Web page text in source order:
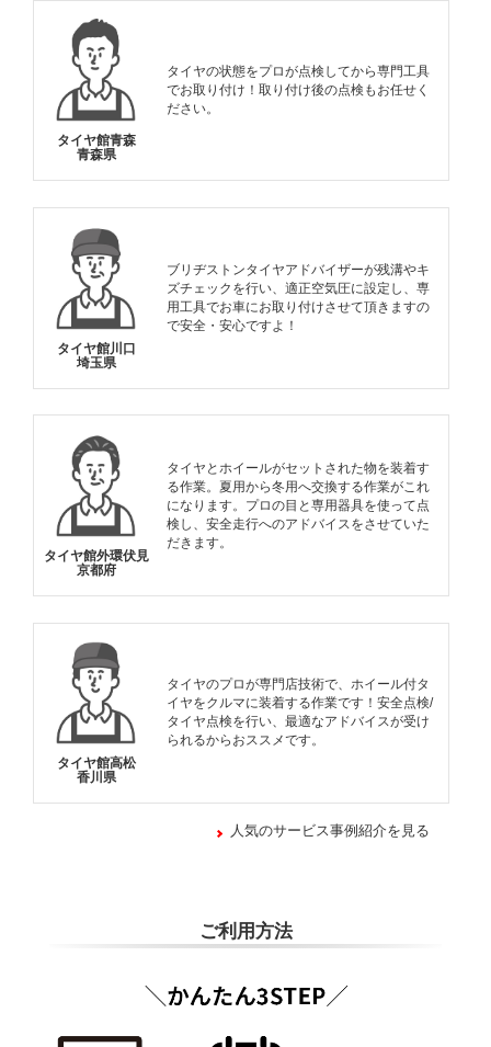
タイヤ館青森
青森県
タイヤの状態をプロが点検してから専門工具
でお取り付け！取り付け後の点検もお任せく
ださい。
タイヤ館川口
埼玉県
ブリヂストンタイヤアドバイザーが残溝やキ
ズチェックを行い、適正空気圧に設定し、専
用工具でお車にお取り付けさせて頂きますの
で安全・安心ですよ！
タイヤ館外環伏見
京都府
タイヤとホイールがセットされた物を装着す
る作業。夏用から冬用へ交換する作業がこれ
になります。プロの目と専用器具を使って点
検し、安全走行へのアドバイスをさせていた
だきます。
タイヤ館高松
香川県
タイヤのプロが専門店技術で、ホイール付タ
イヤをクルマに装着する作業です！安全点検/
タイヤ点検を行い、最適なアドバイスが受け
られるからおススメです。
人気のサービス事例紹介を見る
ご利用方法